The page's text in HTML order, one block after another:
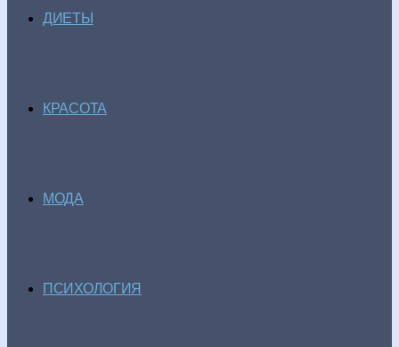
ДИЕТЫ
КРАСОТА
МОДА
ПСИХОЛОГИЯ